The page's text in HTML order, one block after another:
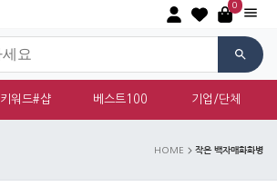
0
키워드#샵 베스트100 기업/단체
HOME 작은 백자매화화병